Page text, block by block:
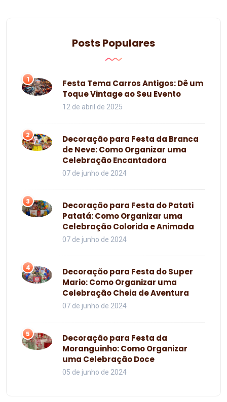
Posts Populares
1
Festa Tema Carros Antigos: Dê um
Toque Vintage ao Seu Evento
12 de abril de 2025
2
Decoração para Festa da Branca
de Neve: Como Organizar uma
Celebração Encantadora
07 de junho de 2024
3
Decoração para Festa do Patati
Patatá: Como Organizar uma
Celebração Colorida e Animada
07 de junho de 2024
4
Decoração para Festa do Super
Mario: Como Organizar uma
Celebração Cheia de Aventura
07 de junho de 2024
5
Decoração para Festa da
Moranguinho: Como Organizar
uma Celebração Doce
05 de junho de 2024